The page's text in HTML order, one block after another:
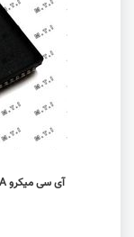
آی سی میکرو FPGA A42MX24-PL84I / ACTEL MALAYSIA